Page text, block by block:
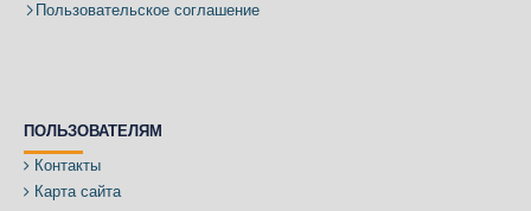
Пользовательское соглашение
ПОЛЬЗОВАТЕЛЯМ
Контакты
Карта сайта